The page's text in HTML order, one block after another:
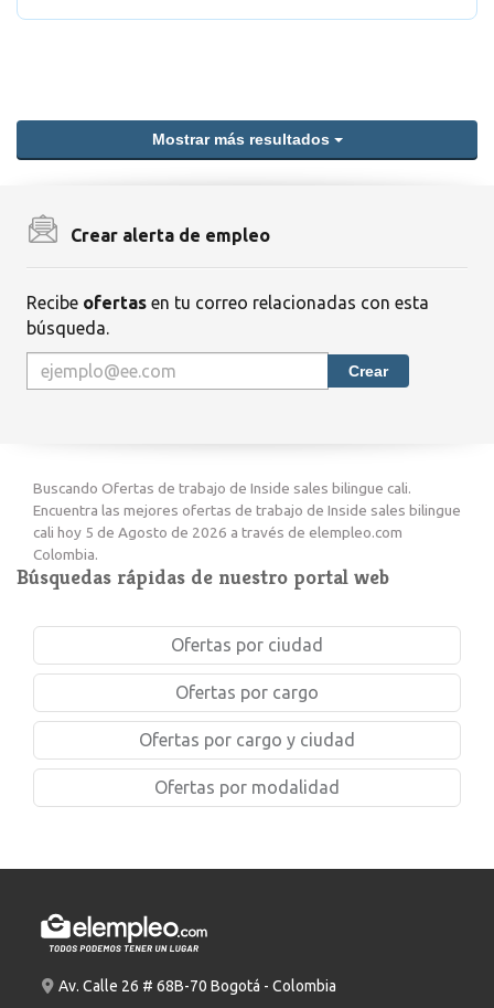
Mostrar más resultados
Crear alerta de empleo
Recibe ofertas en tu correo relacionadas con esta
búsqueda.
Crear
Buscando Ofertas de trabajo de Inside sales bilingue cali.
Encuentra las mejores ofertas de trabajo de Inside sales bilingue
cali hoy 5 de Agosto de 2026 a través de elempleo.com
Colombia.
Búsquedas rápidas de nuestro portal web
Ofertas por ciudad
Ofertas por cargo
Ofertas por cargo y ciudad
Ofertas por modalidad
Av. Calle 26 # 68B-70 Bogotá - Colombia